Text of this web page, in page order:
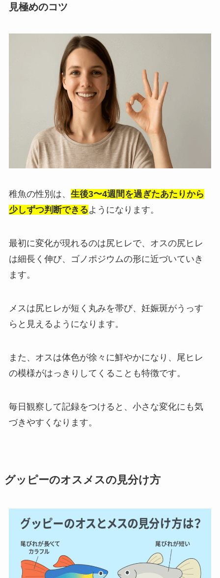
見極めのコツ
稚魚の性別は、 生後3〜4週間を過ぎたあたりから
少しずつ判断できるようになります。
最初に変化が現れるのは尻ヒレで、オスの尻ヒレ
は細長く伸び、ゴノポジウムの形に近づいていき
ます。
メスは尻ヒレが短く丸みを帯び、妊娠斑がうっす
らと見えるようになります。
また、オスは体色が徐々に鮮やかになり、尾ヒレ
の模様がはっきりしてくることも特徴です。
毎日観察して記録をつけると、小さな変化にも気
づきやすくなります。
グッピーのオスメスの見分け方